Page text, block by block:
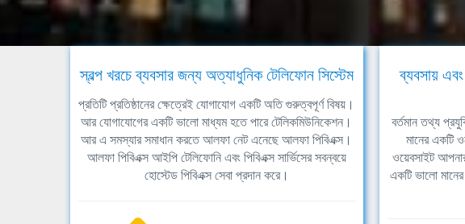
স্বল্প খরচে ব্যবসার জন্য অত্যাধুনিক টেলিফোন সিস্টেম
প্রতিটি প্রতিষ্ঠানের ক্ষেত্রেই যোগাযোগ একটি অতি গুরুত্বপূর্ণ বিষয়।
আর যোগাযোগের একটি ভালো মাধ্যম হতে পারে টেলিকমিউনিকেশন।
আর এ সমস্যার সমাধান করতে আলফা নেট এনেছে আলফা পিবিএক্স।
আলফা পিবিএক্স আইপি টেলিফোনি এবং পিবিএক্স সার্ভিসের সবন্বয়ে
হোস্টেড পিবিএক্স সেবা প্রদান করে।
ব্যবসায়
বর্তমান তথ্য
মানের একটি
ওয়েবসাইট
একটি ভালো